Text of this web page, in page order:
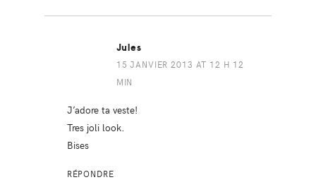
Jules
15 JANVIER 2013 AT 12 H 12
MIN
J’adore ta veste!
Tres joli look.
Bises
RÉPONDRE